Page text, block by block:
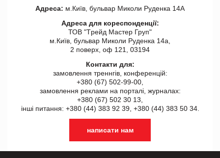
Адреса: м.Київ, бульвар Миколи Руденка 14А
Адреса для кореспонденції:
ТОВ "Tрейд Мастер Груп"
м.Київ, бульвар Миколи Руденка 14а,
2 поверх, оф 121, 03194
Контакти для:
замовлення треннгів, конференцій:
+380 (67) 502-99-00,
замовлення реклами на порталі, журналах:
+380 (67) 502 30 13,
інші питання: +380 (44) 383 92 39, +380 (44) 383 50 34.
написати нам